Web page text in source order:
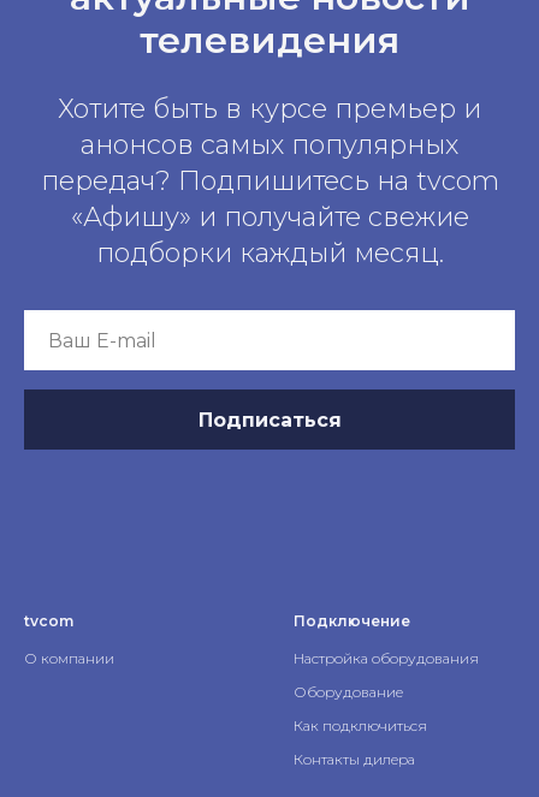
телевидения
Хотите быть в курсе премьер и
анонсов самых популярных
передач? Подпишитесь на tvcom
«Афишу» и получайте свежие
подборки каждый месяц.
Подписаться
tvcom
О компании
Подключение
Настройка оборудования
Оборудование
Как подключиться
Контакты дилера